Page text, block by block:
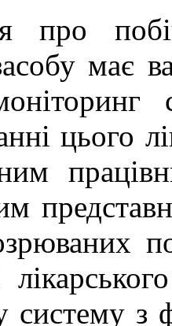
про
має
цього
систему з